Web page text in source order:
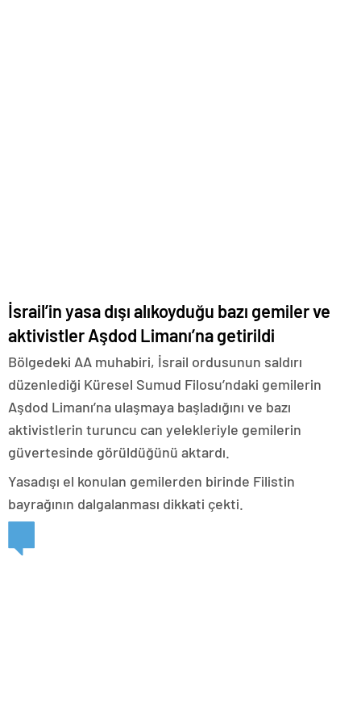
İsrail’in yasa dışı alıkoyduğu bazı gemiler ve
aktivistler Aşdod Limanı’na getirildi
Bölgedeki AA muhabiri, İsrail ordusunun saldırı
düzenlediği Küresel Sumud Filosu’ndaki gemilerin
Aşdod Limanı’na ulaşmaya başladığını ve bazı
aktivistlerin turuncu can yelekleriyle gemilerin
güvertesinde görüldüğünü aktardı.
Yasadışı el konulan gemilerden birinde Filistin
bayrağının dalgalanması dikkati çekti.